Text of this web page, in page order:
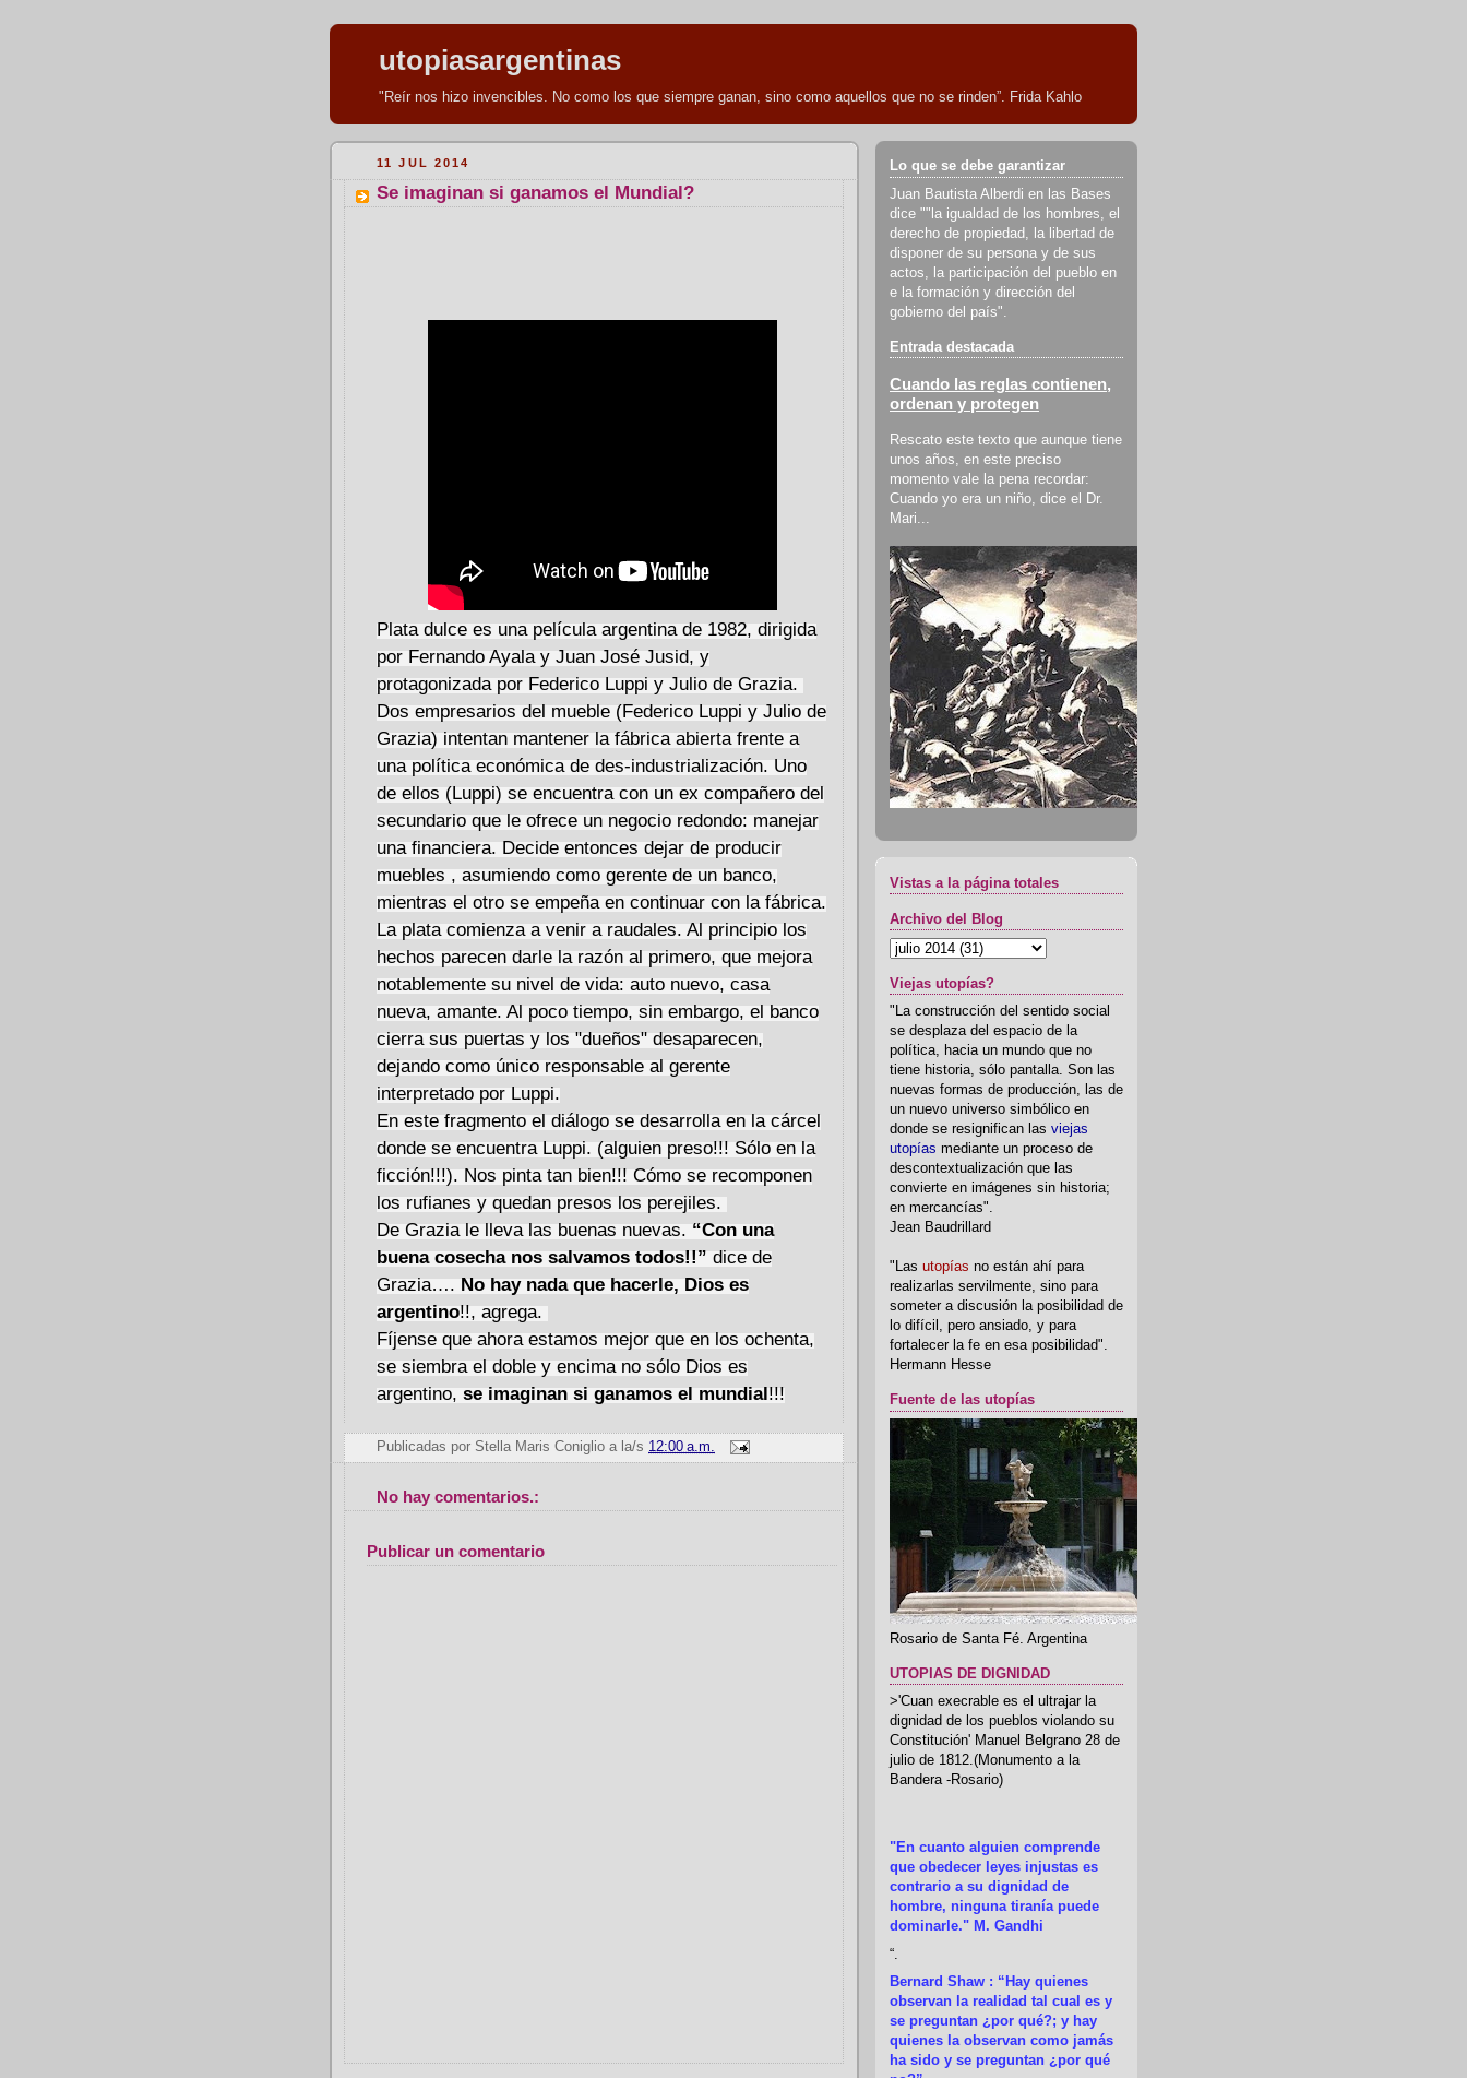
utopiasargentinas
"Reír nos hizo invencibles. No como los que siempre ganan, sino como aquellos que no se rinden”. Frida Kahlo
11 JUL 2014
Se imaginan si ganamos el Mundial?
Plata dulce es una película argentina de 1982, dirigida
por Fernando Ayala y Juan José Jusid, y
protagonizada por Federico Luppi y Julio de Grazia.
Dos empresarios del mueble (Federico Luppi y Julio de
Grazia) intentan mantener la fábrica abierta frente a
una política económica de des-industrialización. Uno
de ellos (Luppi) se encuentra con un ex compañero del
secundario que le ofrece un negocio redondo: manejar
una financiera. Decide entonces dejar de producir
muebles , asumiendo como gerente de un banco,
mientras el otro se empeña en continuar con la fábrica.
La plata comienza a venir a raudales. Al principio los
hechos parecen darle la razón al primero, que mejora
notablemente su nivel de vida: auto nuevo, casa
nueva, amante. Al poco tiempo, sin embargo, el banco
cierra sus puertas y los "dueños" desaparecen,
dejando como único responsable al gerente
interpretado por Luppi.
En este fragmento el diálogo se desarrolla en la cárcel
donde se encuentra Luppi. (alguien preso!!! Sólo en la
ficción!!!). Nos pinta tan bien!!! Cómo se recomponen
los rufianes y quedan presos los perejiles.
De Grazia le lleva las buenas nuevas. “Con una
buena cosecha nos salvamos todos!!” dice de
Grazia…. No hay nada que hacerle, Dios es
argentino!!, agrega.
Fíjense que ahora estamos mejor que en los ochenta,
se siembra el doble y encima no sólo Dios es
argentino, se imaginan si ganamos el mundial!!!
Publicadas por Stella Maris Coniglio a la/s 12:00 a.m.
No hay comentarios.:
Publicar un comentario
Lo que se debe garantizar
Juan Bautista Alberdi en las Bases
dice ""la igualdad de los hombres, el
derecho de propiedad, la libertad de
disponer de su persona y de sus
actos, la participación del pueblo en
e la formación y dirección del
gobierno del país".
Entrada destacada
Cuando las reglas contienen,
ordenan y protegen
Rescato este texto que aunque tiene
unos años, en este preciso
momento vale la pena recordar:
Cuando yo era un niño, dice el Dr.
Mari...
Vistas a la página totales
Archivo del Blog
Viejas utopías?
"La construcción del sentido social
se desplaza del espacio de la
política, hacia un mundo que no
tiene historia, sólo pantalla. Son las
nuevas formas de producción, las de
un nuevo universo simbólico en
donde se resignifican las viejas
utopías mediante un proceso de
descontextualización que las
convierte en imágenes sin historia;
en mercancías".
Jean Baudrillard
"Las utopías no están ahí para
realizarlas servilmente, sino para
someter a discusión la posibilidad de
lo difícil, pero ansiado, y para
fortalecer la fe en esa posibilidad".
Hermann Hesse
Fuente de las utopías
Rosario de Santa Fé. Argentina
UTOPIAS DE DIGNIDAD
>'Cuan execrable es el ultrajar la
dignidad de los pueblos violando su
Constitución' Manuel Belgrano 28 de
julio de 1812.(Monumento a la
Bandera -Rosario)
"En cuanto alguien comprende
que obedecer leyes injustas es
contrario a su dignidad de
hombre, ninguna tiranía puede
dominarle." M. Gandhi
“
Bernard Shaw : “Hay quienes
observan la realidad tal cual es y
se preguntan ¿por qué?; y hay
quienes la observan como jamás
ha sido y se preguntan ¿por qué